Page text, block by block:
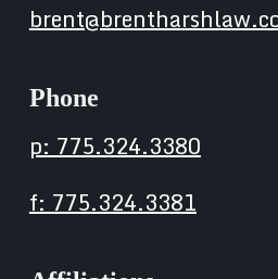
Phone
p: 775.324.3380
f: 775.324.3381